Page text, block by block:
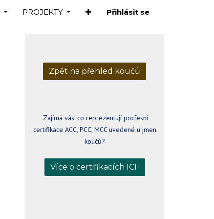
PROJEKTY Přihlásit se
Zpět na přehled koučů
Zajímá vás, co reprezentují profesní
certifikace ACC, PCC, MCC uvedené u jmen
koučů?
Více o certifikacích ICF